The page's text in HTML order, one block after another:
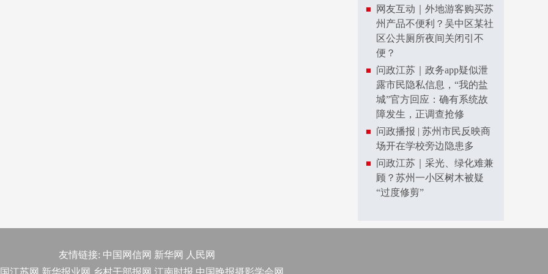
网友互动｜外地游客购买苏
州产品不便利？吴中区某社
区公共厕所夜间关闭引不
便？
问政江苏｜政务app疑似泄
露市民隐私信息，“我的盐
城”官方回应：确有系统故
障发生，正调查抢修
问政播报 | 苏州市民反映商
场开在学校旁边隐患多
问政江苏｜采光、绿化难兼
顾？苏州一小区树木被疑
“过度修剪”
友情链接: 中国网信网 新华网
人民网
江苏网 新华报业网 乡村干部报网 江南时报 中国晚报摄影学会网